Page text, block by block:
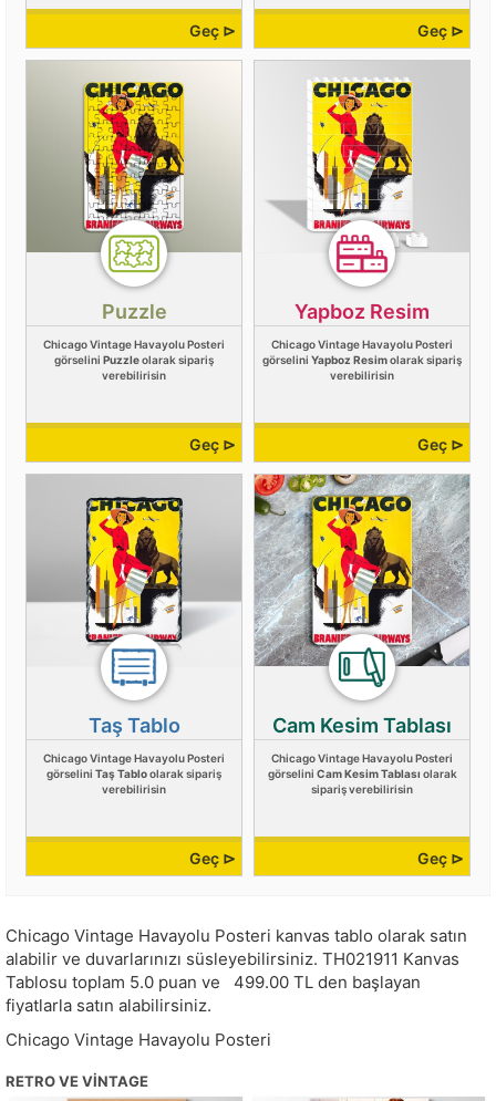
Geç ⊳ Geç ⊳
Puzzle
Chicago Vintage Havayolu Posteri
görselini Puzzleolarak sipariş
verebilirisin
Geç ⊳
Yapboz Resim
Chicago Vintage Havayolu Posteri
görselini Yapboz Resimolarak sipariş
verebilirisin
Geç ⊳
Taş Tablo
Chicago Vintage Havayolu Posteri
görselini Taş Tabloolarak sipariş
verebilirisin
Geç ⊳
Cam Kesim Tablası
Chicago Vintage Havayolu Posteri
görselini Cam Kesim Tablası olarak
sipariş verebilirisin
Geç ⊳
Chicago Vintage Havayolu Posteri kanvas tablo olarak satın
alabilir ve duvarlarınızı süsleyebilirsiniz. TH021911 Kanvas
Tablosu toplam 5.0 puan ve 499.00 TL den başlayan
fiyatlarla satın alabilirsiniz.
Chicago Vintage Havayolu Posteri
RETRO VE VINTAGE